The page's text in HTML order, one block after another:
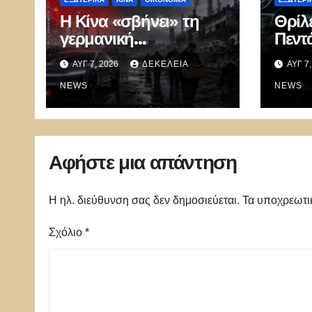
Η Κίνα «σβήνει» τη
γερμανική
αυτοκρατορία του
αυτοκινήτου –
100.000 απολύσεις,
λουκέτα και πολιτικός
πανικός
ΑΥΓ 7, 2026 ΔΕΚΈΛΕΙΑ
NEWS
ΗΠΑ
ΑΥΓ
NEWS
Αφήστε μια απάντηση
Η ηλ. διεύθυνση σας δεν δημοσιεύεται. Τα
Σχόλιο *